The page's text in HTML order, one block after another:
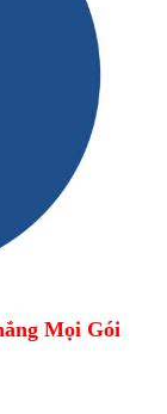
Mọi Gói